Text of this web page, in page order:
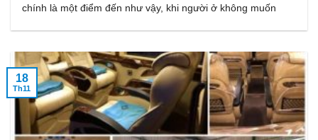
chính là một điểm đến như vậy, khi người ở không muốn
18
Th11